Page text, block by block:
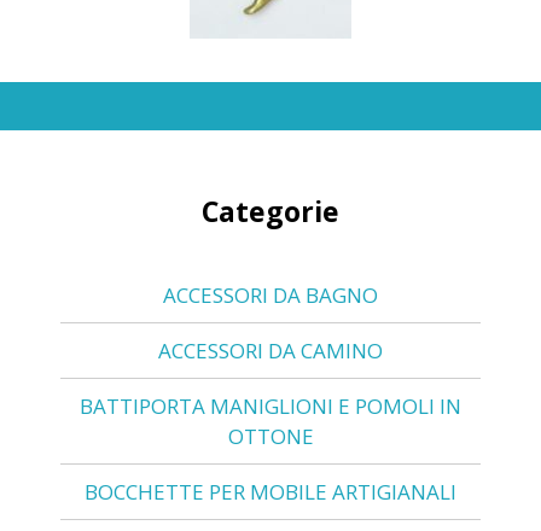
Categorie
ACCESSORI DA BAGNO
ACCESSORI DA CAMINO
BATTIPORTA MANIGLIONI E POMOLI IN
OTTONE
BOCCHETTE PER MOBILE ARTIGIANALI